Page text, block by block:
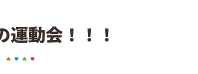
運動会！！！